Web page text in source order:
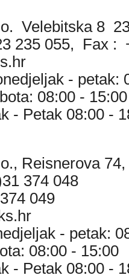
Velebitska 8
235 055, Fax :
- petak:
- 15:00
- Petak 08:00 -
Reisnerova
374 048
049
- petak:
- 15:00
- Petak 08:00 -